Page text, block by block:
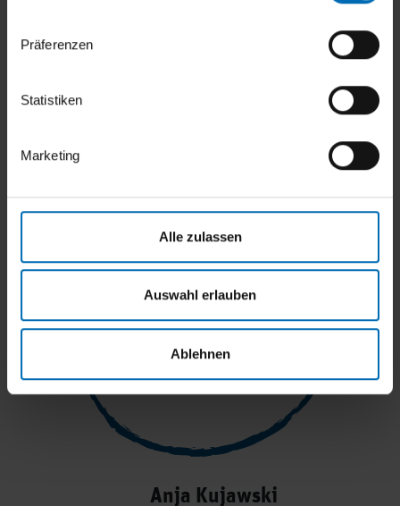
Präferenzen
Statistiken
Marketing
Alle zulassen
Auswahl erlauben
Ablehnen
Anja Kujawski